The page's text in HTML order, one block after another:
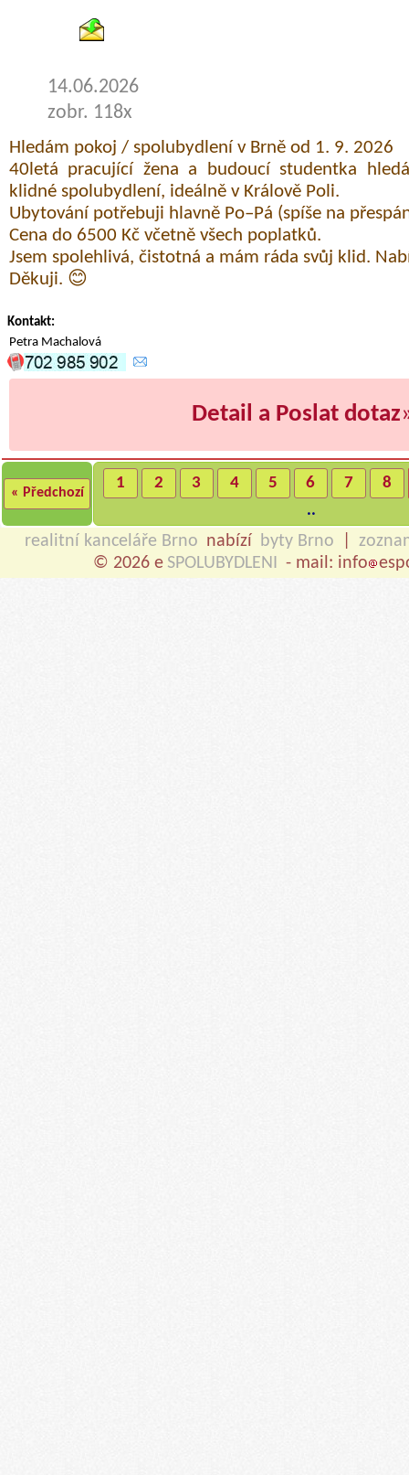
14.06.2026
zobr. 118x
Hledám pokoj / spolubydlení v Brně od 1. 9. 2026
40letá pracující žena a budoucí studentka
klidné spolubydlení, ideálně v Králově Poli.
Ubytování potřebuji hlavně Po–Pá (spíše na
Cena do 6500 Kč včetně všech poplatků.
Jsem spolehlivá, čistotná a mám ráda svůj klid.
Děkuji. 😊
Kontakt:
Petra Machalová
Detail a Poslat dotaz
« Předchozí
1 2 3 4 5 6 7
8
..
realitní kanceláře Brno nabízí byty Brno
© 2026 e SPOLUBYDLENI - mail: info